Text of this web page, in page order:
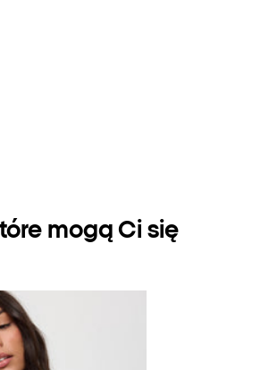
mogą Ci się